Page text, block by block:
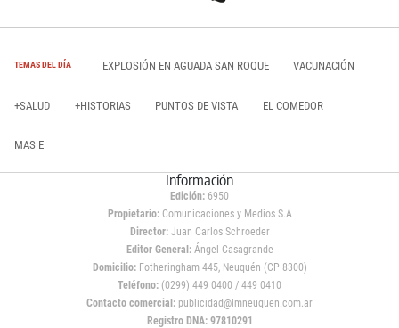
TEMAS DEL DÍA EXPLOSIÓN EN AGUADA SAN ROQUE VACUNACIÓN
+SALUD +HISTORIAS PUNTOS DE VISTA EL COMEDOR
MAS E
Información
Edición: 6950
Propietario:Comunicaciones y Medios S.A
Director: Juan Carlos Schroeder
Editor General:Ángel Casagrande
Domicilio:Fotheringham 445, Neuquén (CP 8300)
Teléfono: (0299) 449 0400 / 449 0410
Contacto comercial: publicidad@lmneuquen.com.ar
Registro DNA: 97810291